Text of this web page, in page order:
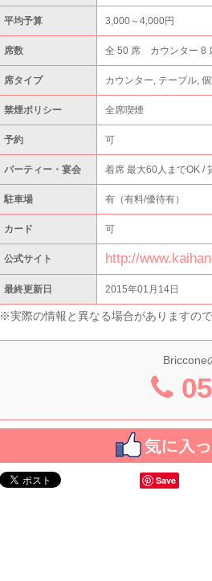
平均予算 3,000～4,000円
席数 全 50 席 カウンター
席タイプ カウンター, テーブル,
禁煙ポリシー 全席喫煙
予約 可
パーティー・宴会 着席 最大60人までOK /
駐車場 有（有料/優待有）
カード 可
公式サイト http://
最終更新日 2015年01月14日
※実際の情報と異なる場合がありますの
Briccone
Save